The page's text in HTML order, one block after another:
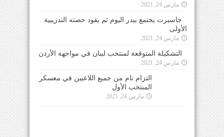
مارس 24, 2021
جاسبرت يجتمع ببدر اليوم ثم يقود حصته التدريبية
الأولى
مارس 24, 2021
التشكيلة المتوقعة لمنتخب لبنان في مواجهة الأردن
مارس 24, 2021
التزام تام من جميع اللاعبين في معسكر
المنتخب الأول
مارس 24, 2021